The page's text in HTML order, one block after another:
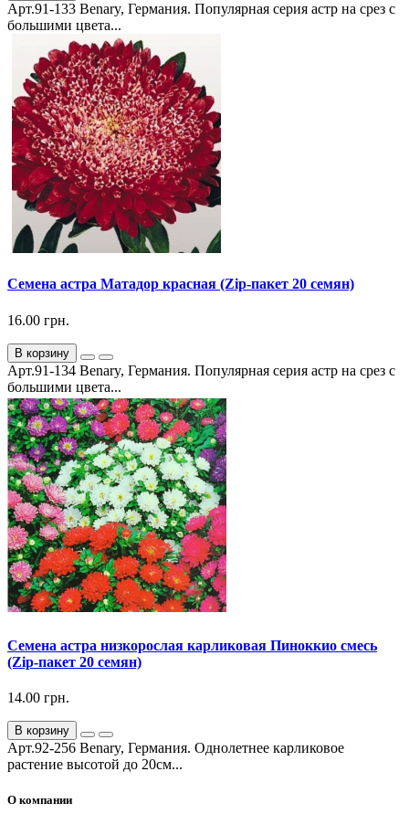
Арт.91-133 Benary, Германия. Популярная серия астр на срез с
большими цвета...
Семена астра Матадор красная (Zip-пакет 20 семян)
16.00 грн.
В корзину
Арт.91-134 Benary, Германия. Популярная серия астр на срез с
большими цвета...
Семена астра низкорослая карликовая Пиноккио смесь
(Zip-пакет 20 семян)
14.00 грн.
В корзину
Арт.92-256 Benary, Германия. Однолетнее карликовое
растение высотой до 20см...
О компании